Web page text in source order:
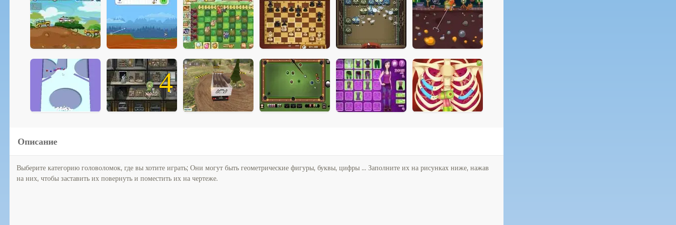
4
Описание
Выберите категорию головоломок, где вы хотите играть; Они могут быть геометрические фигуры, буквы, цифры ... Заполните их на рисунках ниже, нажав
на них, чтобы заставить их повернуть и поместить их на чертеже.